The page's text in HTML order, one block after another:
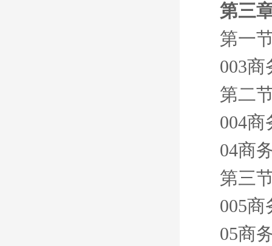
第三
第一
003
第二
004
04商
第三
005
05商